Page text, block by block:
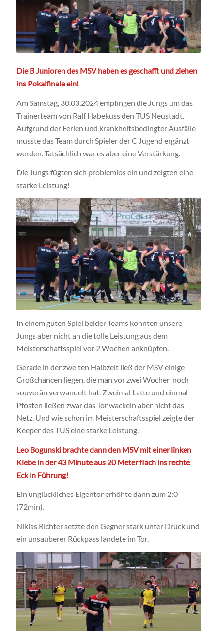
Die B Junioren des MSV haben es geschafft und ziehen
ins Pokalfinale ein!
Am Samstag, 30.03.2024 empfingen die Jungs um das
Trainerteam von Ralf Habekuss den TUS Neustadt.
Aufgrund der Ferien und krankheitsbedingter Ausfälle
musste das Team durch Spieler der C Jugend ergänzt
werden. Tatsächlich war es aber eine Verstärkung.
Die Jungs fügten sich problemlos ein und zeigten eine
starke Leistung!
In einem guten Spiel beider Teams konnten unsere
Jungs aber nicht an die tolle Leistung aus dem
Meisterschaftsspiel vor 2 Wochen anknüpfen.
Gerade in der zweiten Halbzeit ließ der MSV einige
Großchancen liegen, die man vor zwei Wochen noch
souverän verwandelt hat. Zweimal Latte und einmal
Pfosten ließen zwar das Tor wackeln aber nicht das
Netz. Und wie schon im Meisterschaftsspiel zeigte der
Keeper des TUS eine starke Leistung.
Leo Bogunski brachte dann den MSV mit einer linken
Klebe in der 43 Minute aus 20 Meter flach ins rechte
Eck in Führung!
Ein unglückliches Eigentor erhöhte dann zum 2:0
(72min).
Niklas Richter setzte den Gegner stark unter Druck und
ein unsauberer Rückpass landete im Tor.